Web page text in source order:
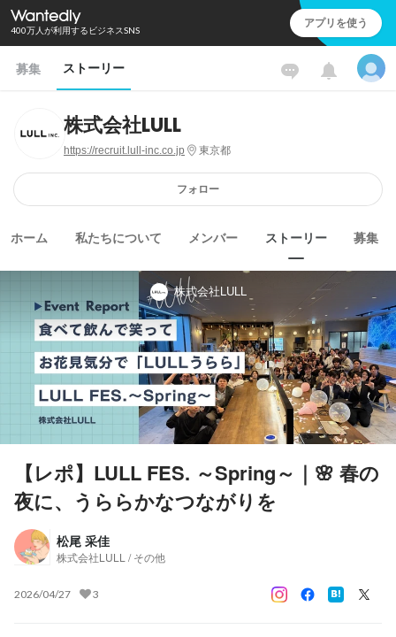
400万人が利用するビジネスSNS アプリを使う
募集 ストーリー
株式会社LULL
https://recruit.lull-inc.co.jp 東京都
フォロー
ホーム 私たちについて メンバー ストーリー 募集
株式会社LULL
【レポ】LULL FES. ～Spring～｜🌸 春の
夜に、うららかなつながりを
松尾 采佳
株式会社LULL / その他
2026/04/27 3